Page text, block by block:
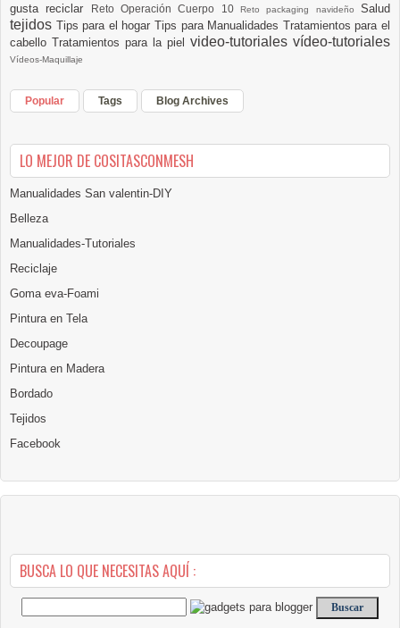
gusta reciclar
Reto Operación Cuerpo 10Reto packaging navideñoSalud
tejidos Tips para el hogarTips para Manualidades Tratamientos para el
cabello Tratamientos para la piel video-tutoriales vídeo-tutoriales
Vídeos-Maquillaje
Popular Tags Blog Archives
LO MEJOR DE COSITASCONMESH
Manualidades San valentin-DIY
Belleza
Manualidades-Tutoriales
Reciclaje
Goma eva-Foami
Pintura en Tela
Decoupage
Pintura en Madera
Bordado
Tejidos
Facebook
BUSCA LO QUE NECESITAS AQUÍ :